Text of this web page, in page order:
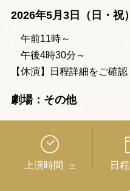
2026年5月3日（日・祝
午前11時～
午後4時30分～
【休演】日程詳細をご確
劇場：その他
上演時間 日